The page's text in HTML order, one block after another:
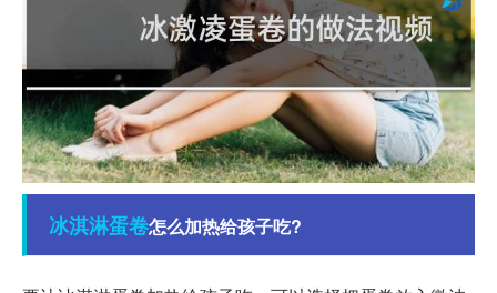
冰淇淋蛋卷怎么加热给孩子吃?